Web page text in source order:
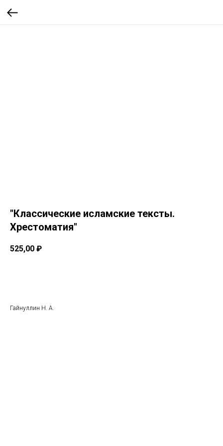
"Классические исламские тексты.
Хрестоматия"
525,00 ₽
Гайнуллин Н. А.